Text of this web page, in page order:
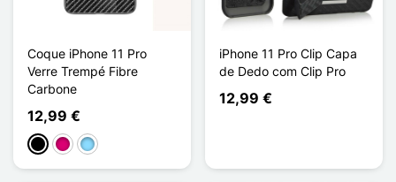
Coque iPhone 11 Pro
Verre Trempé Fibre
Carbone
12,99 €
PretoMagentaAzul Claro
iPhone 11 Pro Clip Capa
de Dedo com Clip Pro
12,99 €